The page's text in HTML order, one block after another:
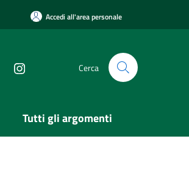
Accedi all'area personale
Cerca
Tutti gli argomenti